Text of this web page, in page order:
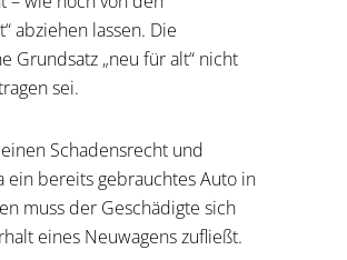
abziehen lassen. Die
Grundsatz „neu für alt“ nicht
sei.
Schadensrecht und
ein bereits gebrauchtes Auto in
muss der Geschädigte sich
eines Neuwagens zufließt.